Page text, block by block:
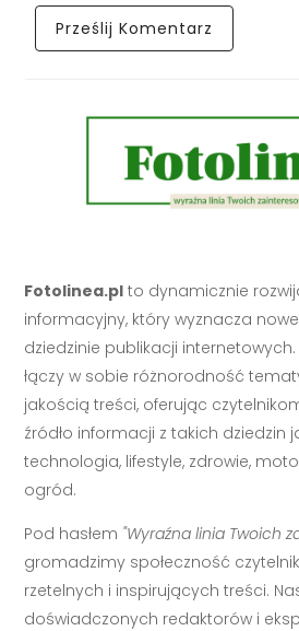
Fotolinea.pl to dynamicznie
informacyjny, który wyznacza
dziedzinie publikacji
łączy w sobie różnorodność
jakością treści, oferując
źródło informacji z takich dziedzin
technologia, lifestyle, zdrowie,
ogród.
Pod hasłem "Wyraźna linia Twoich
gromadzimy społeczność
rzetelnych i inspirujących treści.
doświadczonych redaktorów i